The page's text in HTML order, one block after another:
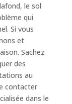
le sol
qui
Si vous
et
Sachez
des
au
contacter
dans le